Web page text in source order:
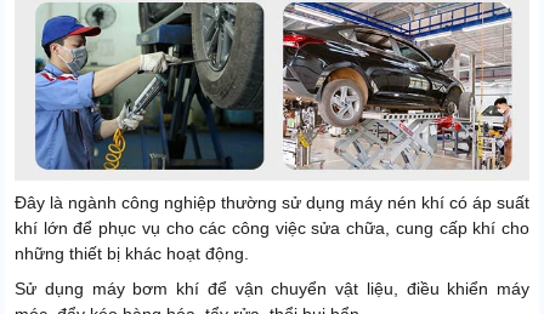
Đây là ngành công nghiệp thường sử dụng máy nén khí có áp suất
khí lớn để phục vụ cho các công việc sửa chữa, cung cấp khí cho
những thiết bị khác hoạt động.
Sử dụng máy bơm khí để vận chuyển vật liệu, điều khiển máy